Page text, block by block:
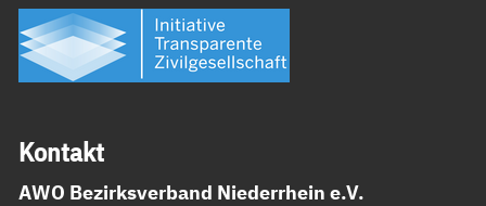
Kon­takt
AWO Bezirksverband Niederrhein e.V.